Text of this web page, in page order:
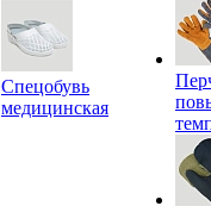
Спецобувь
медицинская